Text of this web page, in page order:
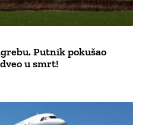
Putnik pokušao
u smrt!